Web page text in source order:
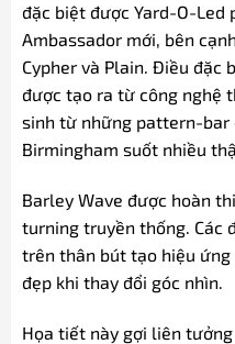
đặc biệt được Yard-O-Led
Ambassador mới, bên
Cypher và Plain. Điều đặc
được tạo ra từ công nghệ
sinh từ những pattern-
Birmingham suốt nhiều
Barley Wave được hoàn
turning truyền thống. Các
trên thân bút tạo hiệu
đẹp khi thay đổi góc nhìn.
Họa tiết này gợi liên